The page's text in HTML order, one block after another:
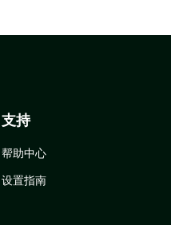
支持
帮助中心
设置指南